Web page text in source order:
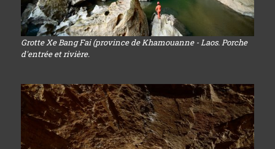
Grotte Xe Bang Fai (province de Khamouanne - Laos. Porche
d'entrée et rivière.